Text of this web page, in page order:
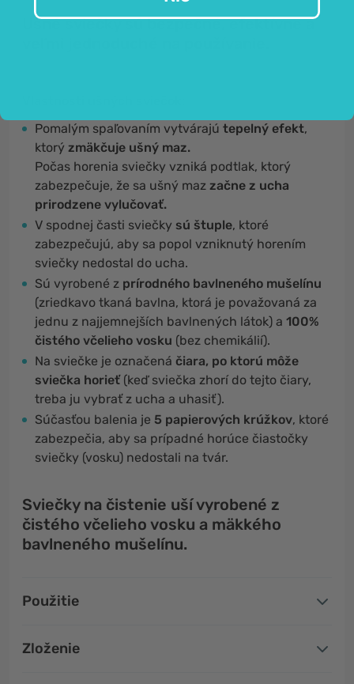
Ušné sviečky sú bezpečné, efektívne a
Pomalým spaľovaním vytvárajú tepelný efekt,
ktorý zmäkčuje ušný maz.
Počas horenia sviečky vzniká podtlak, ktorý
zabezpečuje, že sa ušný maz začne z ucha
prirodzene vylučovať.
V spodnej časti sviečky sú štuple, ktoré
zabezpečujú, aby sa popol vzniknutý horením
sviečky nedostal do ucha.
Sú vyrobené z prírodného bavlneného mušelínu
(zriedkavo tkaná bavlna, ktorá je považovaná za
jednu z najjemnejších bavlnených látok) a 100%
čistého včelieho vosku (bez chemikálií).
Na sviečke je označená čiara, po ktorú môže
sviečka horieť(keď sviečka zhorí do tejto čiary,
treba ju vybrať z ucha a uhasiť).
Súčasťou balenia je 5 papierových krúžkov, ktoré
zabezpečia, aby sa prípadné horúce čiastočky
sviečky (vosku) nedostali na tvár.
Sviečky na čistenie uší vyrobené z
čistého včelieho vosku a mäkkého
bavlneného mušelínu.
Použitie
Zloženie